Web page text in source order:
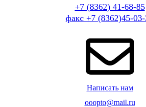
+7 (8362) 41-68-85
факс +7 (8362)45-
Написать нам
ooopto@mail.ru